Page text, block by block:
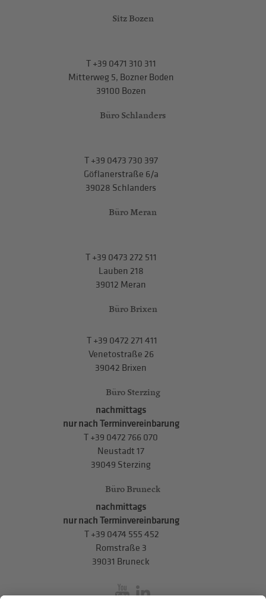
Sitz Bozen
T+39 0471 310 311
Mitterweg 5, Bozner Boden
39100 Bozen
Büro Schlanders
T+39 0473 730 397
Göflanerstraße 6/a
39028 Schlanders
Büro Meran
T+39 0473 272 511
Lauben 218
39012 Meran
Büro Brixen
T+39 0472 271 411
Venetostraße 26
39042 Brixen
Büro Sterzing
nachmittags
nur nach Terminvereinbarung
T +39 0472 766 070
Neustadt 17
39049 Sterzing
Büro Bruneck
nachmittags
nur nach Terminvereinbarung
T +39 0474 555 452
Romstraße 3
39031 Bruneck